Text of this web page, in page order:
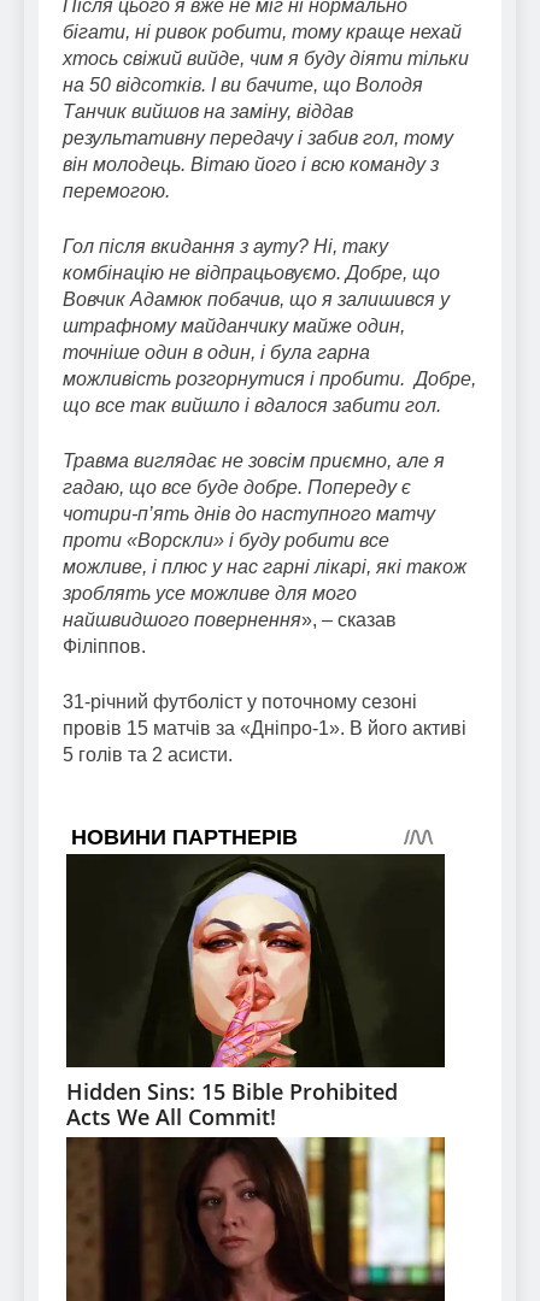
Після цього я вже не міг ні нормально
бігати, ні ривок робити, тому краще нехай
хтось свіжий вийде, чим я буду діяти тільки
на 50 відсотків. І ви бачите, що Володя
Танчик вийшов на заміну, віддав
результативну передачу і забив гол, тому
він молодець. Вітаю його і всю команду з
перемогою.
Гол після вкидання з ауту? Ні, таку
комбінацію не відпрацьовуємо. Добре, що
Вовчик Адамюк побачив, що я залишився у
штрафному майданчику майже один,
точніше один в один, і була гарна
можливість розгорнутися і пробити. Добре,
що все так вийшло і вдалося забити гол.
Травма виглядає не зовсім приємно, але я
гадаю, що все буде добре. Попереду є
чотири-п’ять днів до наступного матчу
проти «Ворскли» і буду робити все
можливе, і плюс у нас гарні лікарі, які також
зроблять усе можливе для мого
найшвидшого повернення», – сказав
Філіппов.
31-річний футболіст у поточному сезоні
провів 15 матчів за «Дніпро-1». В його активі
5 голів та 2 асисти.